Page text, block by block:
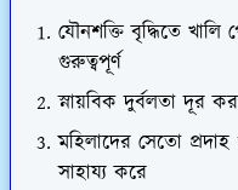
যৌনশক্তি বৃদ্ধিতে
গুরুত্বপূর্ণ
স্নায়বিক দুর্বলতা দূর
মহিলাদের সেতো
সাহায্য করে